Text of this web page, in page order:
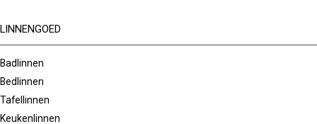
LINNENGOED
Badlinnen
Bedlinnen
Tafellinnen
Keukenlinnen